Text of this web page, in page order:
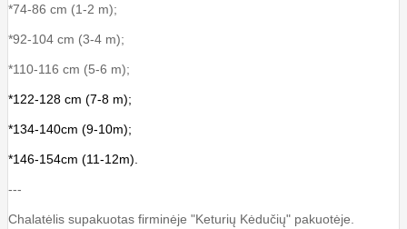
*74-86 cm (1-2 m);
*92-104 cm (3-4 m);
*110-116 cm (5-6 m);
*122-128 cm (7-8 m);
*134-140cm (9-10m);
*146-154cm (11-12m).
---
Chalatėlis supakuotas firminėje "Keturių Kėdučių" pakuotėje.